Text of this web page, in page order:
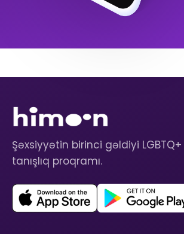
Şəxsiyyətin birinci gəldiyi LGBTQ+
tanışlıq proqramı.